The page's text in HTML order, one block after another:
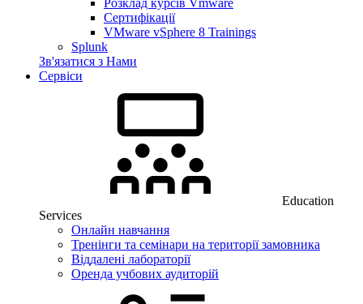
Розклад курсів Vmware
Сертифікації
VMware vSphere 8 Trainings
Splunk
Зв'язатися з Нами
Сервіси
Education
Services
Онлайн навчання
Тренінги та семінари на території замовника
Віддалені лабораторії
Оренда учбових аудиторій